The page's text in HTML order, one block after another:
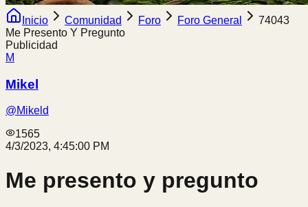
Inicio Comunidad Foro Foro General
74043
Me Presento Y Pregunto
Publicidad
M
Mikel
@Mikeld
1565
4/3/2023, 4:45:00 PM
Me presento y pregunto